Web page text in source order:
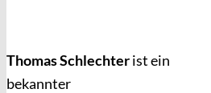
Thomas Schlechterist ein
bekannter